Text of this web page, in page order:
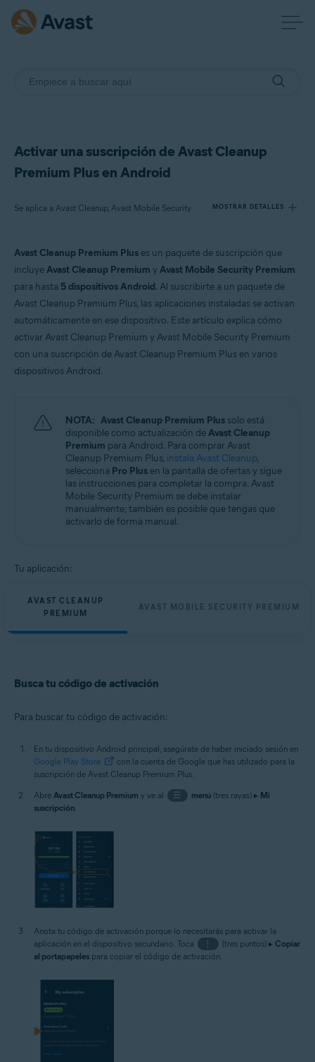
Activar una suscripción de Avast Cleanup
Premium Plus en Android
Se aplica a Avast Cleanup, Avast Mobile Security MOSTRAR DETALLES
Avast Mobile Security
Sistemas operativos:
Android
Avast Cleanup Premium Plus es un paquete de suscripción que
incluyeAvast Cleanup Premium y Avast Mobile Security Premium
para hasta 5 dispositivos Android. Al suscribirte a un paquete de
Avast Cleanup Premium Plus, las aplicaciones instaladas se activan
automáticamente en ese dispositivo. Este artículo explica cómo
activar Avast Cleanup Premium y Avast Mobile Security Premium
con una suscripción de Avast Cleanup Premium Plus en varios
dispositivos Android.
NOTA: Avast Cleanup Premium Plus solo está
disponible como actualización deAvast Cleanup
Premium para Android. Para comprar Avast
Cleanup Premium Plus, instala Avast Cleanup,
selecciona Pro Plus en la pantalla de ofertas y sigue
las instrucciones para completar la compra. Avast
Mobile Security Premium se debe instalar
manualmente; también es posible que tengas que
activarlo de forma manual.
Tu aplicación:
AVAST CLEANUP
PREMIUM
AVAST MOBILE SECURITY PREMIUM
Busca tu código de activación
Para buscar tu código de activación:
En tu dispositivo Android principal, asegúrate de haber iniciado sesión en
Google Play Store
con la cuenta de Google que has utilizado para la
suscripción de Avast Cleanup Premium Plus.
Abre Avast Cleanup Premium y ve al ☰ menú(tres rayas) ▸ Mi
suscripción.
Anota tu código de activación porque lo necesitarás para activar la
aplicación en el dispositivo secundario. Toca
⋮ (tres puntos) ▸ Copiar
al portapapeles para copiar el código de activación.